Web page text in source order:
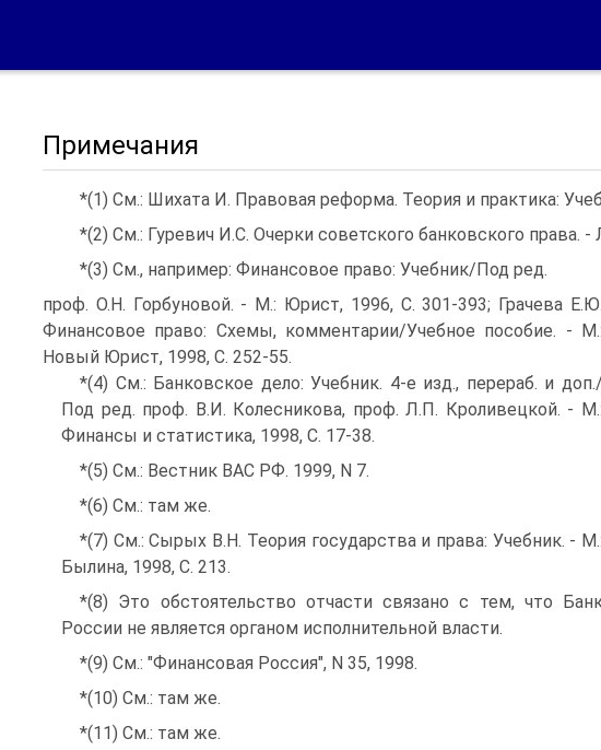
Примечания
*(1) См.: Шихата И. Правовая реформа. Теория и практика:
*(2) См.: Гуревич И.С. Очерки советского банковского права. -
*(3) См., например: Финансовое право: Учебник/Под ред.
проф. О.Н. Горбуновой. - М.: Юрист, 1996, С. 301-393; Грачева
Финансовое право: Схемы, комментарии/Учебное пособие. -
Новый Юрист, 1998, С. 252-55.
*(4) См.: Банковское дело: Учебник. 4-е изд., перераб. и
Под ред. проф. В.И. Колесникова, проф. Л.П. Кроливецкой. -
Финансы и статистика, 1998, С. 17-38.
*(5) См.: Вестник ВАС РФ. 1999, N 7.
*(6) См.: там же.
*(7) См.: Сырых В.Н. Теория государства и права: Учебник. -
Былина, 1998, С. 213.
*(8) Это обстоятельство отчасти связано с тем, что
России не является органом исполнительной власти.
*(9) См.: "Финансовая Россия", N 35, 1998.
*(10) См.: там же.
*(11) См.: там же.